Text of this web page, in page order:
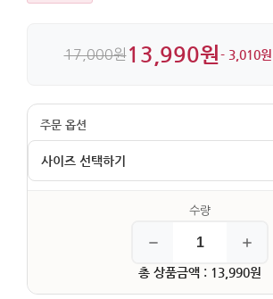
17,000원13,990원- 3,010원
사이즈 선택하기
11 (13,990원)
총 상품금액 : 13,990원